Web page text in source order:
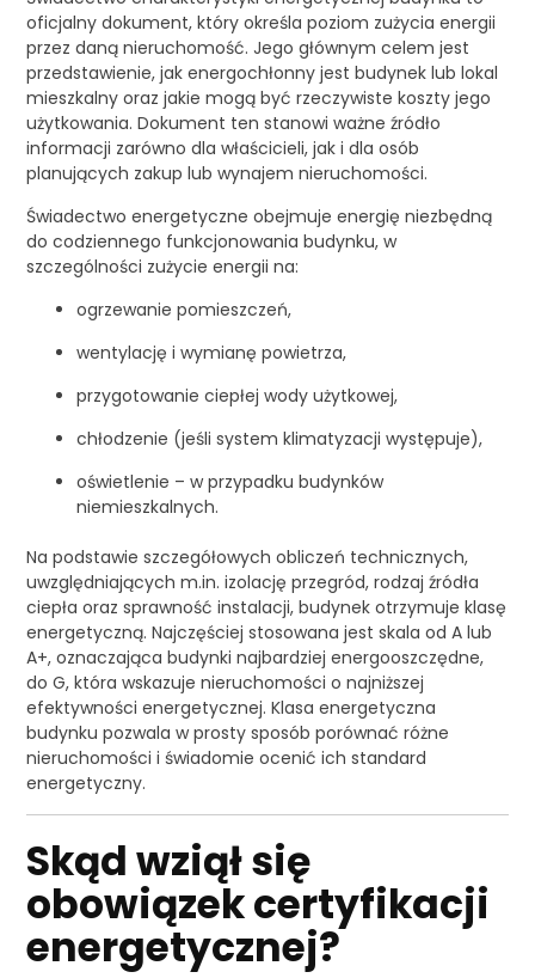
oficjalny dokument, który określa poziom zużycia energii
przez daną nieruchomość. Jego głównym celem jest
przedstawienie, jak energochłonny jest budynek lub lokal
mieszkalny oraz jakie mogą być rzeczywiste koszty jego
użytkowania. Dokument ten stanowi ważne źródło
informacji zarówno dla właścicieli, jak i dla osób
planujących zakup lub wynajem nieruchomości.
Świadectwo energetyczne obejmuje energię niezbędną
do codziennego funkcjonowania budynku, w
szczególności zużycie energii na:
ogrzewanie pomieszczeń,
wentylację i wymianę powietrza,
przygotowanie ciepłej wody użytkowej,
chłodzenie (jeśli system klimatyzacji występuje),
oświetlenie – w przypadku budynków
niemieszkalnych.
Na podstawie szczegółowych obliczeń technicznych,
uwzględniających m.in. izolację przegród, rodzaj źródła
ciepła oraz sprawność instalacji, budynek otrzymuje klasę
energetyczną. Najczęściej stosowana jest skala od A lub
A+, oznaczająca budynki najbardziej energooszczędne,
do G, która wskazuje nieruchomości o najniższej
efektywności energetycznej. Klasa energetyczna
budynku pozwala w prosty sposób porównać różne
nieruchomości i świadomie ocenić ich standard
energetyczny.
Skąd wziął się
obowiązek certyfikacji
energetycznej?